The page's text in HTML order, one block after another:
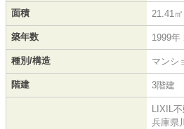
面積 21.41㎡
築年数 1999年
種別/構造 マンシ
階建 3階建
LIXIL
兵庫県